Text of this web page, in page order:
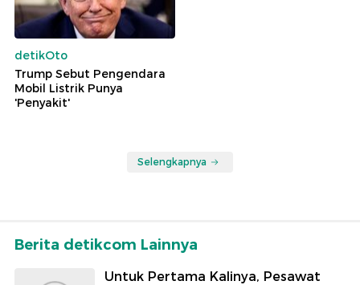
detikOto
Trump Sebut Pengendara
Mobil Listrik Punya
'Penyakit'
Selengkapnya
Berita detikcom Lainnya
Untuk Pertama Kalinya, Pesawat